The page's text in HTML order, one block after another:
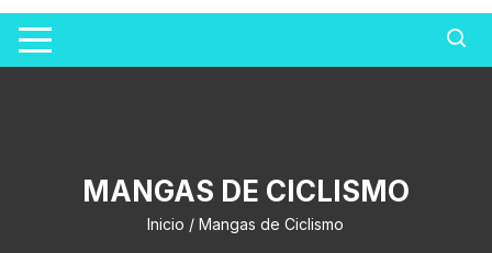
MANGAS DE CICLISMO
Inicio / Mangas de Ciclismo